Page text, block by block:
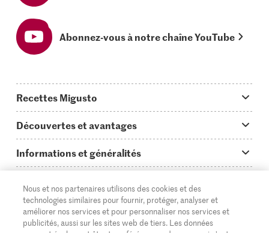
Abonnez-vous à notre chaîne YouTube
Recettes Migusto
Idées de menus
Plats principaux
Simple & vite prêt
Apéritif
Découvertes et avantages
On en parle...
Tutoriels
Glossaire des ingrédients
Informations et généralités
Questions concernant Migusto
Cuisiner avec Migusto
Service clientèle & contact
Supermarché
Migros Online
DE FR IT
Nous et nos partenaires utilisons des cookies et des
technologies similaires pour fournir, protéger, analyser et
améliorer nos services et pour personnaliser nos services et
publicités, aussi sur les sites web de tiers. Les données